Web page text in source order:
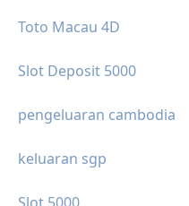
Toto Macau 4D
Slot Deposit 5000
pengeluaran cambodia
keluaran sgp